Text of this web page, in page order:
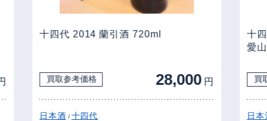
十四代 2014 蘭引酒 720ml
買取参考価格 28,000 円
日本酒/十四代
十
愛
買
日本